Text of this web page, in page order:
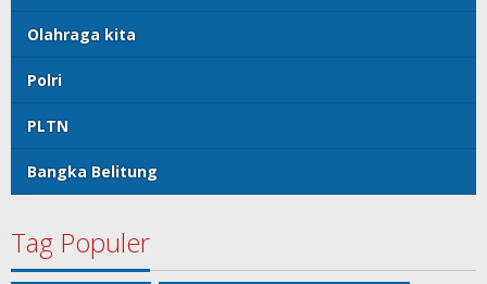
Olahraga kita
Polri
PLTN
Bangka Belitung
Tag Populer